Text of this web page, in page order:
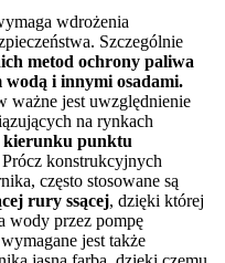
wdrożenia
Szczególnie
metod ochrony paliwa
wodą i innymi osadami.
ważne jest uwzględnienie
na rynkach
kierunku punktu
Prócz konstrukcyjnych
często stosowane są
rury ssącej, dzięki której
wody przez pompę
jest także